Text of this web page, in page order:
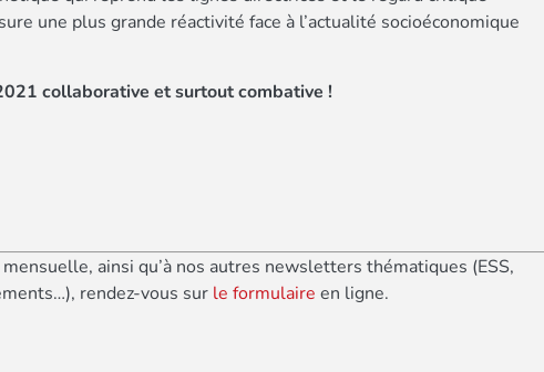
une plus grande réactivité face à l’actualité socioéconomique
collaborative et surtout combative !
ainsi qu’à nos autres newsletters thématiques (ESS,
rendez-vous sur le formulaire en ligne.